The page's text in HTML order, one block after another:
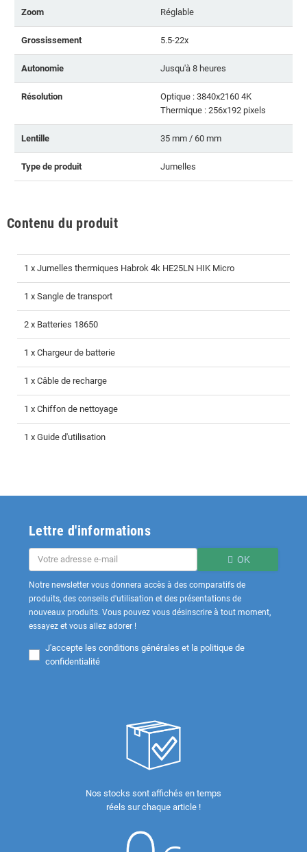
Zoom Réglable
Grossissement 5.5-22x
Autonomie Jusqu'à 8 heures
Résolution
Optique : 3840x2160 4K
Thermique : 256x192 pixels
Lentille 35 mm / 60 mm
Type de produit Jumelles
Contenu du produit
1 x Jumelles thermiques Habrok 4k HE25LN HIK Micro
1 x Sangle de transport
2 x Batteries 18650
1 x Chargeur de batterie
1 x Câble de recharge
1 x Chiffon de nettoyage
1 x Guide d'utilisation
Lettre d'informations
OK
Notre newsletter vous donnera accès à des comparatifs de
produits, des conseils d'utilisation et des présentations de
nouveaux produits. Vous pouvez vous désinscrire à tout moment,
essayez et vous allez adorer !
J'accepte les conditions générales et la politique de
confidentialité
Nos stocks sont affichés en temps
réels sur chaque article !